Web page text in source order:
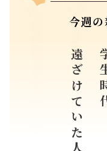
今週
学
遠ざけていた人